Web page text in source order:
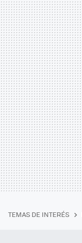
TEMAS DE INTERÉS